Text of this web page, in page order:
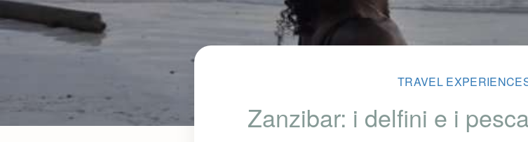
TRAVEL
Zanzibar: i delfini e i